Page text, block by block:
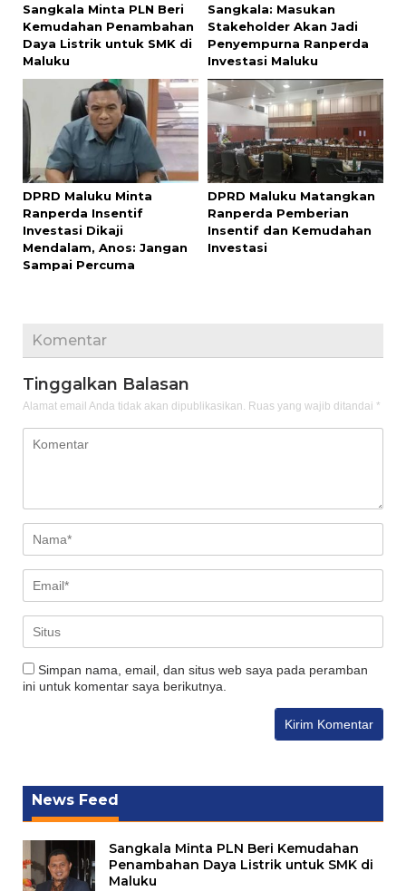
Sangkala Minta PLN Beri
Kemudahan Penambahan
Daya Listrik untuk SMK di
Maluku
Sangkala: Masukan
Stakeholder Akan Jadi
Penyempurna Ranperda
Investasi Maluku
DPRD Maluku Minta
Ranperda Insentif
Investasi Dikaji
Mendalam, Anos: Jangan
Sampai Percuma
DPRD Maluku Matangkan
Ranperda Pemberian
Insentif dan Kemudahan
Investasi
Komentar
Tinggalkan Balasan
Alamat email Anda tidak akan dipublikasikan. Ruas yang wajib ditandai *
Simpan nama, email, dan situs web saya pada peramban
ini untuk komentar saya berikutnya.
News Feed
Sangkala Minta PLN Beri Kemudahan
Penambahan Daya Listrik untuk SMK di
Maluku